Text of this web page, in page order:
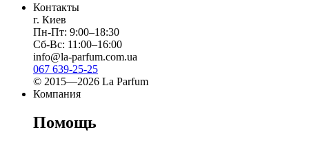
Контакты
г. Киев
Пн-Пт: 9:00–18:30
Сб-Вс: 11:00–16:00
info@la-parfum.com.ua
067 639-25-25
© 2015—2026 La Parfum
Компания
Помощь